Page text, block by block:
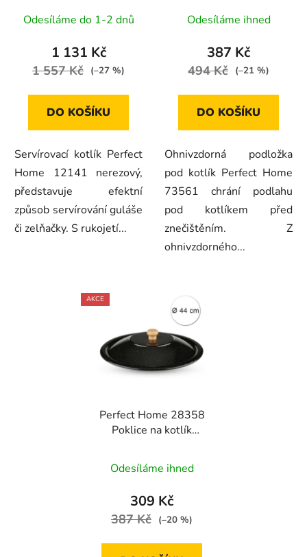
12141
Odesíláme do 1-2 dnů
1 131 Kč
1 557 Kč (–27 %)
DO KOŠÍKU
Servírovací kotlík Perfect
Home 12141 nerezový,
představuje efektní
způsob servírování guláše
či zelňačky. S rukojetí...
černá, 73561
Odesíláme ihned
387 Kč
494 Kč (–21 %)
DO KOŠÍKU
Ohnivzdorná podložka
pod kotlík Perfect Home
73561 chrání podlahu
pod kotlíkem před
znečištěním. Z
ohnivzdorného...
AKCE
Perfect Home 28358
Poklice na kotlík
Odesíláme ihned
309 Kč
387 Kč (–20 %)